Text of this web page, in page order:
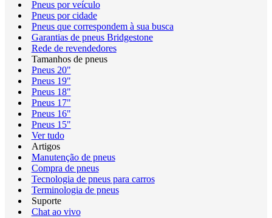
Pneus por veículo
Pneus por cidade
Pneus que correspondem à sua busca
Garantias de pneus Bridgestone
Rede de revendedores
Tamanhos de pneus
Pneus 20"
Pneus 19"
Pneus 18"
Pneus 17"
Pneus 16"
Pneus 15"
Ver tudo
Artigos
Manutenção de pneus
Compra de pneus
Tecnologia de pneus para carros
Terminologia de pneus
Suporte
Chat ao vivo